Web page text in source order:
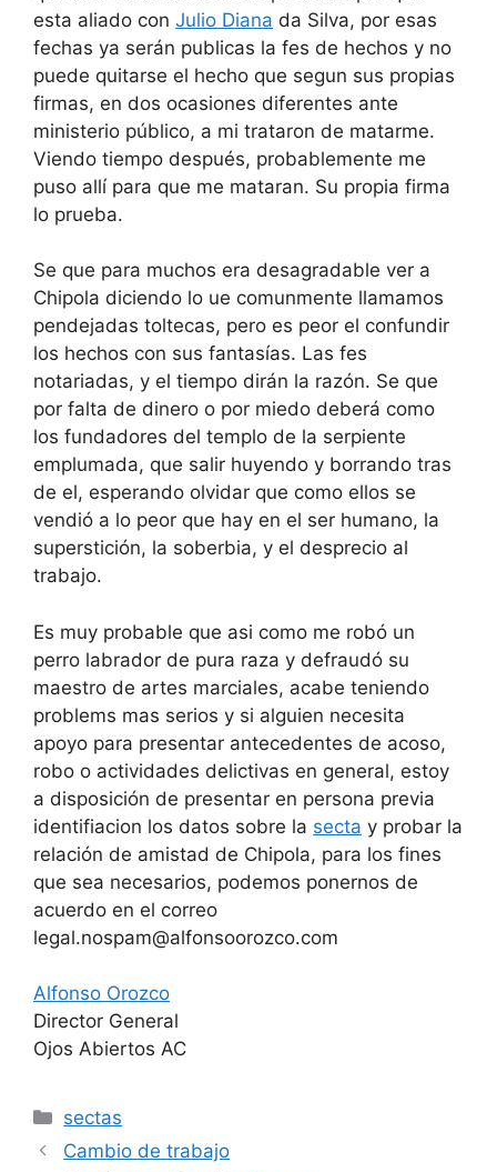
esta aliado con Julio Diana da Silva, por esas
fechas ya serán publicas la fes de hechos y no
puede quitarse el hecho que segun sus propias
firmas, en dos ocasiones diferentes ante
ministerio público, a mi trataron de matarme.
Viendo tiempo después, probablemente me
puso allí para que me mataran. Su propia firma
lo prueba.
Se que para muchos era desagradable ver a
Chipola diciendo lo ue comunmente llamamos
pendejadas toltecas, pero es peor el confundir
los hechos con sus fantasías. Las fes
notariadas, y el tiempo dirán la razón. Se que
por falta de dinero o por miedo deberá como
los fundadores del templo de la serpiente
emplumada, que salir huyendo y borrando tras
de el, esperando olvidar que como ellos se
vendió a lo peor que hay en el ser humano, la
superstición, la soberbia, y el desprecio al
trabajo.
Es muy probable que asi como me robó un
perro labrador de pura raza y defraudó su
maestro de artes marciales, acabe teniendo
problems mas serios y si alguien necesita
apoyo para presentar antecedentes de acoso,
robo o actividades delictivas en general, estoy
a disposición de presentar en persona previa
identifiacion los datos sobre la secta y probar la
relación de amistad de Chipola, para los fines
que sea necesarios, podemos ponernos de
acuerdo en el correo
legal.nospam@alfonsoorozco.com
Alfonso Orozco
Director General
Ojos Abiertos AC
Categorías
sectas
Cambio de trabajo